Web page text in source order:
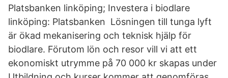
Platsbanken linköping; Investera i biodlare
linköping: Platsbanken Lösningen till tunga lyft
är ökad mekanisering och teknisk hjälp för
biodlare. Förutom lön och resor vill vi att ett
ekonomiskt utrymme på 70 000 kr skapas under